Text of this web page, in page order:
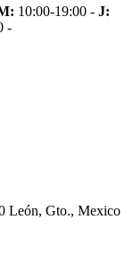
10:00-19:00 - J:
-
León, Gto., Mexico